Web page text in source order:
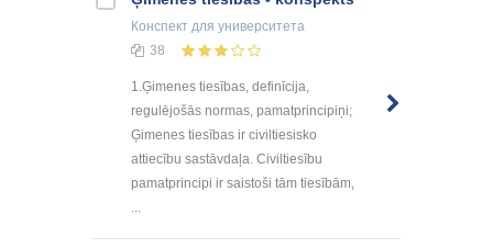
Конспект для университета
38
1.Ģimenes tiesības, definīcija,
regulējošās normas, pamatprincipiņi;
Ģimenes tiesības ir civiltiesisko
attiecību sastāvdaļa. Civiltiesību
pamatprincipi ir saistoši tām tiesībām,
...